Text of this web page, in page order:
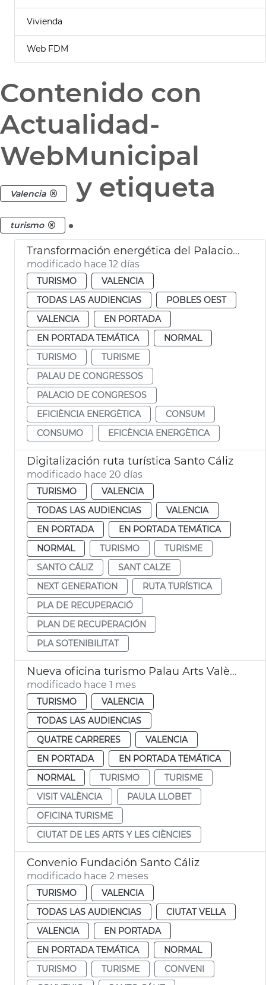
Vivienda
Web FDM
Contenido con
Actualidad-
WebMunicipal
Valencia y etiqueta
turismo .
Transformación energética del Palacio de Congresos
modificado hace 12 días
TURISMO
VALENCIA
TODAS LAS AUDIENCIAS
POBLES OEST
VALENCIA
EN PORTADA
EN PORTADA TEMÁTICA
NORMAL
TURISMO
TURISME
PALAU DE CONGRESSOS
PALACIO DE CONGRESOS
EFICIÈNCIA ENERGÈTICA
CONSUM
CONSUMO
EFICÈNCIA ENERGÈTICA
Digitalización ruta turística Santo Cáliz
modificado hace 20 días
TURISMO
VALENCIA
TODAS LAS AUDIENCIAS
VALENCIA
EN PORTADA
EN PORTADA TEMÁTICA
NORMAL
TURISMO
TURISME
SANTO CÁLIZ
SANT CALZE
NEXT GENERATION
RUTA TURÍSTICA
PLA DE RECUPERACIÓ
PLAN DE RECUPERACIÓN
PLA SOTENIBILITAT
Nueva oficina turismo Palau Arts València
modificado hace 1 mes
TURISMO
VALENCIA
TODAS LAS AUDIENCIAS
QUATRE CARRERES
VALENCIA
EN PORTADA
EN PORTADA TEMÁTICA
NORMAL
TURISMO
TURISME
VISIT VALÈNCIA
PAULA LLOBET
OFICINA TURISME
CIUTAT DE LES ARTS Y LES CIÈNCIES
Convenio Fundación Santo Cáliz
modificado hace 2 meses
TURISMO
VALENCIA
TODAS LAS AUDIENCIAS
CIUTAT VELLA
VALENCIA
EN PORTADA
EN PORTADA TEMÁTICA
NORMAL
TURISMO
TURISME
CONVENI